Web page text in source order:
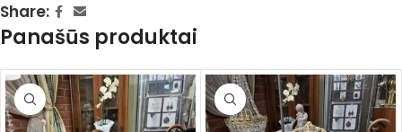
Share:
Panašūs produktai